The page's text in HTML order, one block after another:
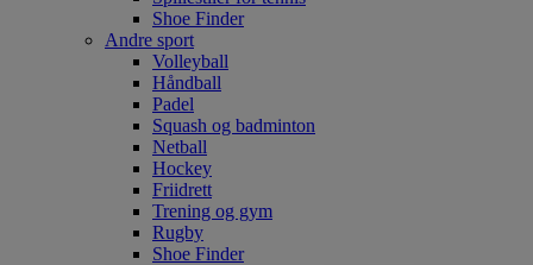
Shoe Finder
Andre sport
Volleyball
Håndball
Padel
Squash og badminton
Netball
Hockey
Friidrett
Trening og gym
Rugby
Shoe Finder